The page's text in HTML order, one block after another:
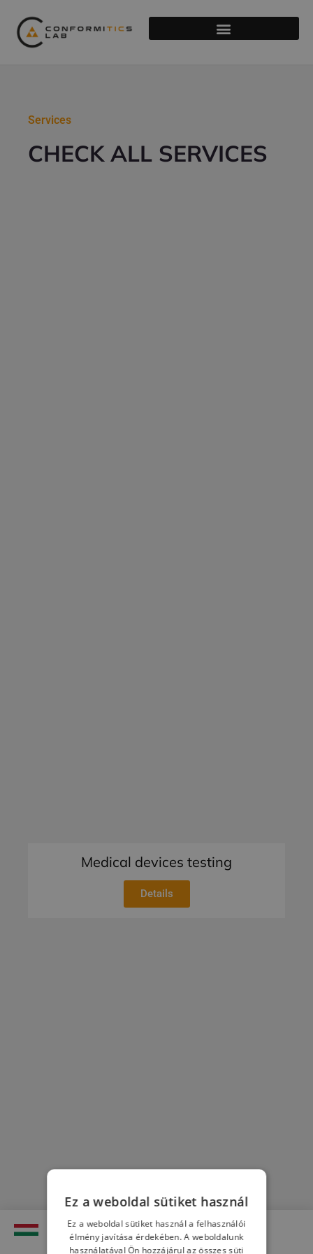
Services
CHECK ALL SERVICES
Medical devices testing
Details
Ez a weboldal sütiket használ
Ez a weboldal sütiket használ a felhasználói
élmény javítása érdekében. A weboldalunk
használatával Ön hozzájárul az összes süti
Kedves látogató